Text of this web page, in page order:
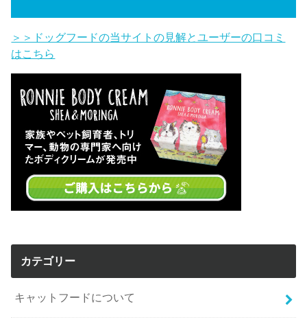
＞＞ドッグフードの当サイトの見解とユーザーの口コミ
はこちら
カテゴリー
キャットフードについて